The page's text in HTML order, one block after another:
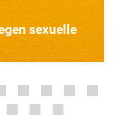
sexuelle